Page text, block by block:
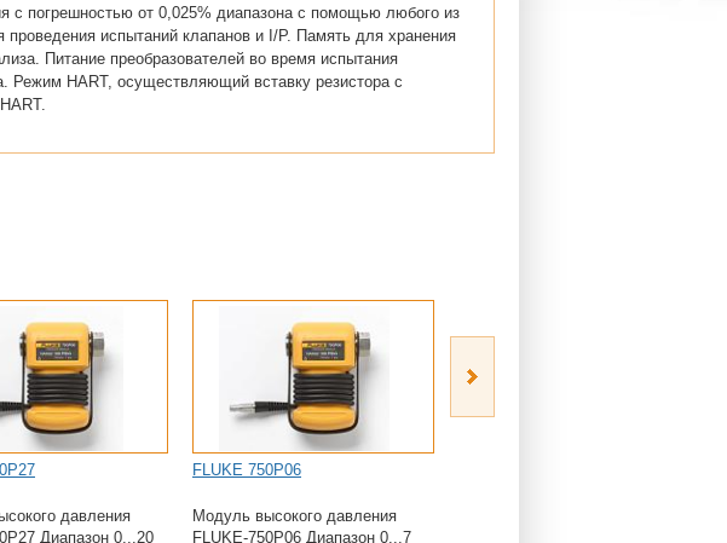
с погрешностью от 0,025% диапазона с помощью любого из
испытаний клапанов и I/P. Память для хранения
Питание преобразователей во время испытания
HART, осуществляющий вставку резистора с
давления
Диапазон 0...20
FLUKE 750P06
Модуль высокого давления
FLUKE-750P06 Диапазон 0...7